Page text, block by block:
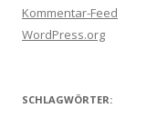
Kommentar-Feed
WordPress.org
SCHLAGWÖRTER: